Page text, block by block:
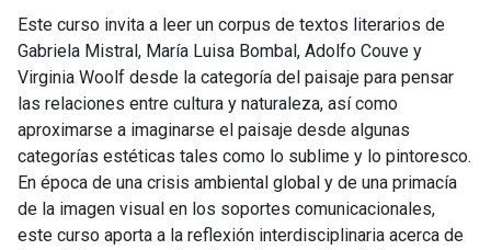
Este curso invita a leer un corpus de textos literarios de
Gabriela Mistral, María Luisa Bombal, Adolfo Couve y
Virginia Woolf desde la categoría del paisaje para pensar
las relaciones entre cultura y naturaleza, así como
aproximarse a imaginarse el paisaje desde algunas
categorías estéticas tales como lo sublime y lo pintoresco.
En época de una crisis ambiental global y de una primacía
de la imagen visual en los soportes comunicacionales,
este curso aporta a la reflexión interdisciplinaria acerca de